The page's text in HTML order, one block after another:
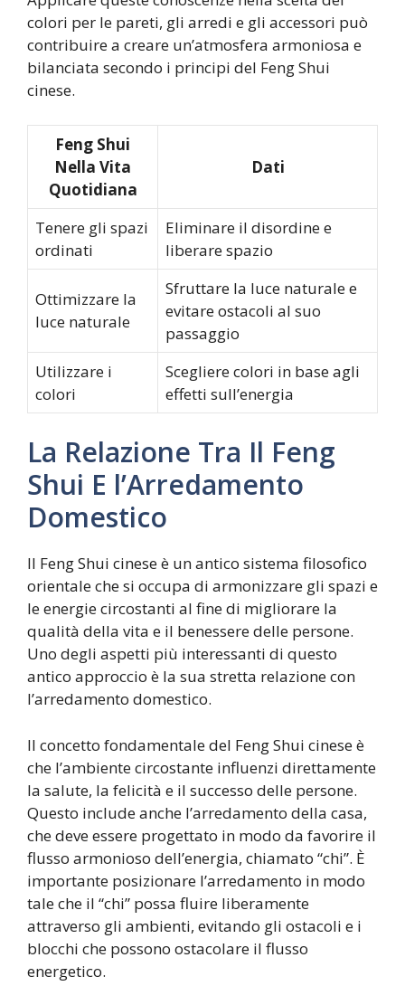
colori per le pareti, gli arredi e gli accessori può
contribuire a creare un’atmosfera armoniosa e
bilanciata secondo i principi del Feng Shui
cinese.
Feng Shui
Nella Vita
Quotidiana
Dati
Tenere gli spazi
ordinati
Eliminare il disordine e
liberare spazio
Ottimizzare la
luce naturale
Sfruttare la luce naturale e
evitare ostacoli al suo
passaggio
Utilizzare i
colori
Scegliere colori in base agli
effetti sull’energia
La Relazione Tra Il Feng
Shui E l’Arredamento
Domestico
Il Feng Shui cinese è un antico sistema filosofico
orientale che si occupa di armonizzare gli spazi e
le energie circostanti al fine di migliorare la
qualità della vita e il benessere delle persone.
Uno degli aspetti più interessanti di questo
antico approccio è la sua stretta relazione con
l’arredamento domestico.
Il concetto fondamentale del Feng Shui cinese è
che l’ambiente circostante influenzi direttamente
la salute, la felicità e il successo delle persone.
Questo include anche l’arredamento della casa,
che deve essere progettato in modo da favorire il
flusso armonioso dell’energia, chiamato “chi”. È
importante posizionare l’arredamento in modo
tale che il “chi” possa fluire liberamente
attraverso gli ambienti, evitando gli ostacoli e i
blocchi che possono ostacolare il flusso
energetico.